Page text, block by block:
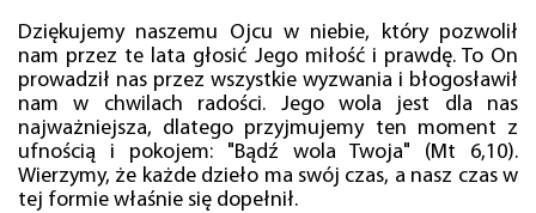
Dziękujemy naszemu Ojcu w niebie, który pozwolił
nam przez te lata głosić Jego miłość i prawdę. To On
prowadził nas przez wszystkie wyzwania i błogosławił
nam w chwilach radości. Jego wola jest dla nas
najważniejsza, dlatego przyjmujemy ten moment z
ufnością i pokojem: "Bądź wola Twoja" (Mt 6,10).
Wierzymy, że każde dzieło ma swój czas, a nasz czas w
tej formie właśnie się dopełnił.